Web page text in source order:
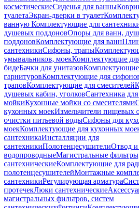
косметическиеСиденья для ванны
туалетаЭкран-дверки в туалет
ванную Комплектующие для
душевых поддоновОпоры для ванн,
поддоновКомплектующие для ванн
сантехникиСифоны, трапы
умывальников, моекКомплектующие
бидеБачки для унитазов
гарнитуровКомплектующие для
траповКомплектующие для смесителей
душевых кабин, уголковСантехника
мойкиКухонные мойки со смесителями
кухонных моекИзмельчители пищевых
очистки питьевой водыСифоны для
моекКомплектующие для кухонных
сантехникаИнсталляции для
сантехникиПолотенцесушителиОтвод
водопроводныеМагистральные
сантехническиеКомплектующие для
полотенцесушителейМонтажные
сантехникиРегулирующая арматура
протечекЛюки сантехнические
магистральных фильтров, систем